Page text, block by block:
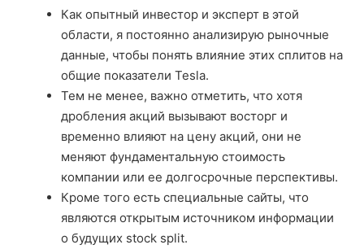
Как опытный инвестор и эксперт в этой
области, я постоянно анализирую рыночные
данные, чтобы понять влияние этих сплитов на
общие показатели Tesla.
Тем не менее, важно отметить, что хотя
дробления акций вызывают восторг и
временно влияют на цену акций, они не
меняют фундаментальную стоимость
компании или ее долгосрочные перспективы.
Кроме того есть специальные сайты, что
являются открытым источником информации
о будущих stock split.